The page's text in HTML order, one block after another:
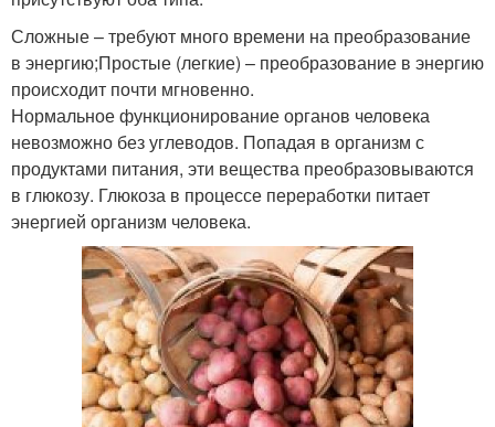
Сложные – требуют много времени на преобразование
в энергию;Простые (легкие) – преобразование в энергию
происходит почти мгновенно.
Нормальное функционирование органов человека
невозможно без углеводов. Попадая в организм с
продуктами питания, эти вещества преобразовываются
в глюкозу. Глюкоза в процессе переработки питает
энергией организм человека.